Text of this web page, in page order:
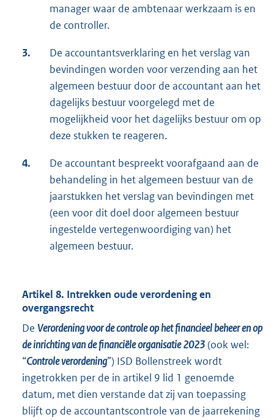
manager waar de ambtenaar werkzaam is en
de controller.
3.
De accountantsverklaring en het verslag van
bevindingen worden voor verzending aan het
algemeen bestuur door de accountant aan het
dagelijks bestuur voorgelegd met de
mogelijkheid voor het dagelijks bestuur om op
deze stukken te reageren.
4.
De accountant bespreekt voorafgaand aan de
behandeling in het algemeen bestuur van de
jaarstukken het verslag van bevindingen met
(een voor dit doel door algemeen bestuur
ingestelde vertegenwoordiging van) het
algemeen bestuur.
Artikel 8. Intrekken oude verordening en
overgangsrecht
De Verordening voor de controle op het financieel beheer en op
de inrichting van de financiële organisatie 2023(ook wel:
“Controle verordening”) ISD Bollenstreek wordt
ingetrokken per de in artikel 9 lid 1 genoemde
datum, met dien verstande dat zij van toepassing
blijft op de accountantscontrole van de jaarrekening